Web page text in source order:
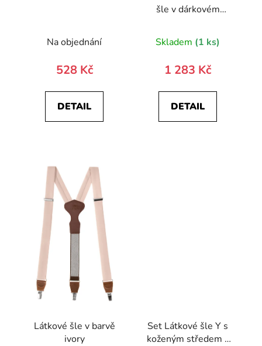
Na objednání
528 Kč
DETAIL
šle v dárkovém
Skladem (1 ks)
1 283 Kč
DETAIL
Látkové šle v barvě
ivory
Set Látkové šle Y s
koženým středem a